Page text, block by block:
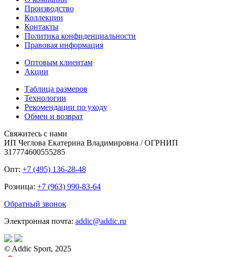
Производство
Коллекции
Контакты
Политика конфиденциальности
Правовая информация
Оптовым клиентам
Акции
Таблица размеров
Технологии
Рекомендации по уходу
Обмен и возврат
Свяжитесь с нами
ИП Чеглова Екатерина Владимировна / ОГРНИП
317774600555285
Опт: +7 (495) 136-28-48
Розница: +7 (963) 990-83-64
Обратный звонок
Электронная почта: addic@addic.ru
© Addic Sport, 2025